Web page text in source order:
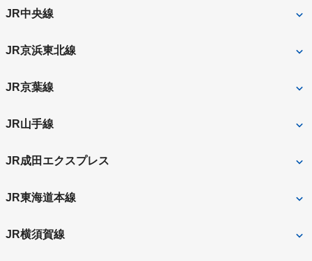
秋葉原
東京
JR中央線
御茶ノ水
神田
JR京浜東北線
有楽町
神田
JR京葉線
東京
JR山手線
東京
秋葉原
JR成田エクスプレス
東京
JR東海道本線
東京
JR横須賀線